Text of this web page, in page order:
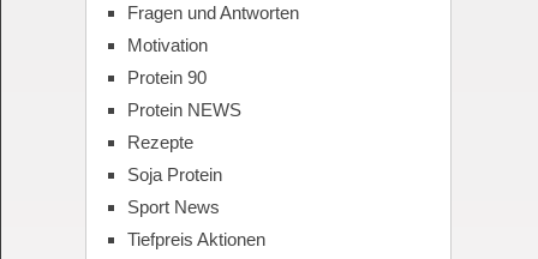
Fragen und Antworten
Motivation
Protein 90
Protein NEWS
Rezepte
Soja Protein
Sport News
Tiefpreis Aktionen